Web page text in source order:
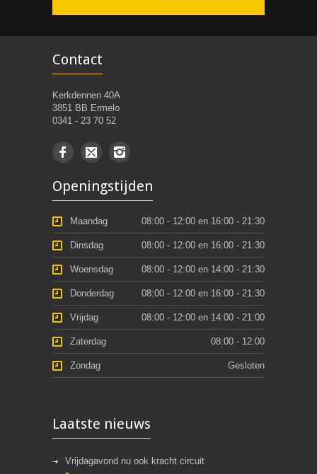
Contact
Kerkdennen 40A
3851 BB Ermelo
0341 - 23 70 52
Openingstijden
Maandag 08:00 - 12:00 en 16:00 - 21:30
Dinsdag 08:00 - 12:00 en 16:00 - 21:30
Woensdag 08:00 - 12:00 en 14:00 - 21:30
Donderdag 08:00 - 12:00 en 16:00 - 21:30
Vrijdag 08:00 - 12:00 en 14:00 - 21:00
Zaterdag 08:00 - 12:00
Zondag Gesloten
Laatste nieuws
Vrijdagavond nu ook kracht circuit